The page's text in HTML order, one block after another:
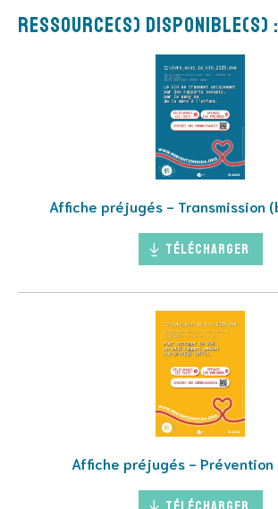
Ressource(s) disponible(s) :
Affiche préjugés - Transmission
Télécharger
Affiche préjugés -